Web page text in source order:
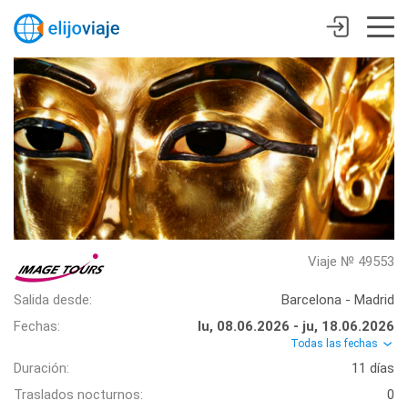
Viaje № 49553
Salida desde:
Barcelona - Madrid
Fechas:
lu, 08.06.2026 - ju, 18.06.2026
Todas las fechas
Duración:
11 días
Traslados nocturnos:
0